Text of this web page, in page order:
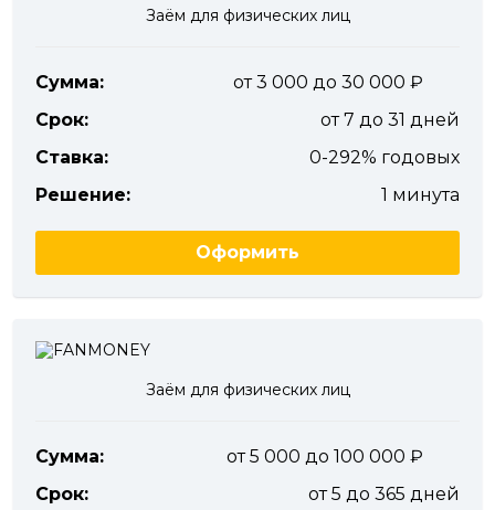
Заём для физических лиц
Сумма:
от 3 000 до 30 000
Срок:
от 7 до 31 дней
Ставка:
0-292% годовых
Решение:
1 минута
Оформить
Заём для физических лиц
Сумма:
от 5 000 до 100 000
Срок:
от 5 до 365 дней